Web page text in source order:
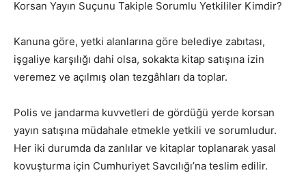
Korsan Yayın Suçunu Takiple Sorumlu Yetkililer Kimdir?
Kanuna göre, yetki alanlarına göre belediye zabıtası,
işgaliye karşılığı dahi olsa, sokakta kitap satışına izin
veremez ve açılmış olan tezgâhları da toplar.
Polis ve jandarma kuvvetleri de gördüğü yerde korsan
yayın satışına müdahale etmekle yetkili ve sorumludur.
Her iki durumda da zanlılar ve kitaplar toplanarak yasal
kovuşturma için Cumhuriyet Savcılığı’na teslim edilir.